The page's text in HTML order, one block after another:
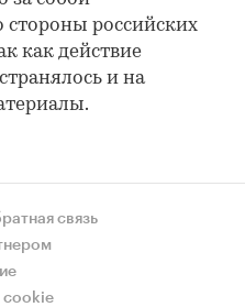
стороны российских
как действие
и на
связь
cookie